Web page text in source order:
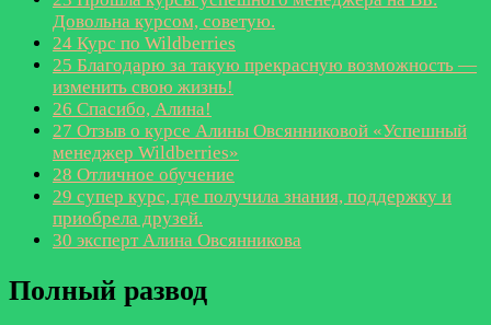
Довольна курсом, советую.
24 Курс по Wildberries
25 Благодарю за такую прекрасную возможность —
изменить свою жизнь!
26 Спасибо, Алина!
27 Отзыв о курсе Алины Овсянниковой «Успешный
менеджер Wildberries»
28 Отличное обучение
29 супер курс, где получила знания, поддержку и
приобрела друзей.
30 эксперт Алина Овсянникова
Полный развод